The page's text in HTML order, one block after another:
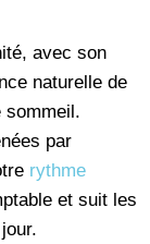
avec son
naturelle de
sommeil.
par
rythme
et suit les